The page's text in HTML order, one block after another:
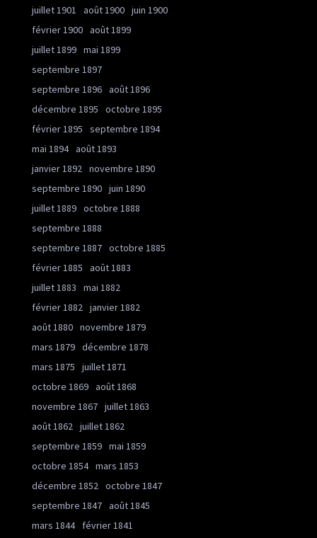
juillet 1901
août 1900 juin 1900
février 1900 août 1899
juillet 1899 mai 1899
septembre 1897
septembre 1896 août 1896
décembre 1895
octobre 1895
février 1895
septembre 1894
mai 1894 août 1893
janvier 1892 novembre 1890
septembre 1890 juin 1890
juillet 1889 octobre 1888
septembre 1888
septembre 1887 octobre 1885
février 1885
août 1883
juillet 1883
mai 1882
février 1882 janvier 1882
août 1880 novembre 1879
mars 1879 décembre 1878
mars 1875
juillet 1871
octobre 1869 août 1868
novembre 1867 juillet 1863
août 1862 juillet 1862
septembre 1859 mai 1859
octobre 1854 mars 1853
décembre 1852 octobre 1847
septembre 1847 août 1845
mars 1844
février 1841